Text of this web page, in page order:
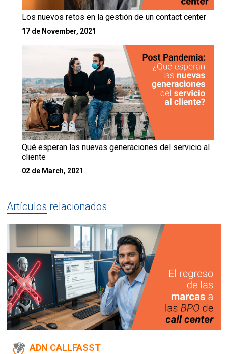
Los nuevos retos en la gestión de un contact center
17 de November, 2021
Qué esperan las nuevas generaciones del servicio al
cliente
02 de March, 2021
Artículos relacionados
ADN CALLFASST